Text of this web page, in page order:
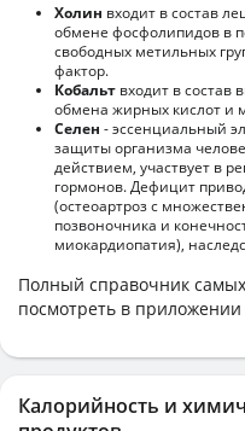
Холин входит в состав
обмене фосфолипидов в
свободных метильных
фактор.
Кобальт входит в
обмена жирных кислот и
Селен - эссенциальный
защиты организма
действием, участвует в
гормонов. Дефицит
(остеоартроз с
позвоночника и
миокардиопатия),
Полный справочник
посмотреть в приложении
Калорийность и